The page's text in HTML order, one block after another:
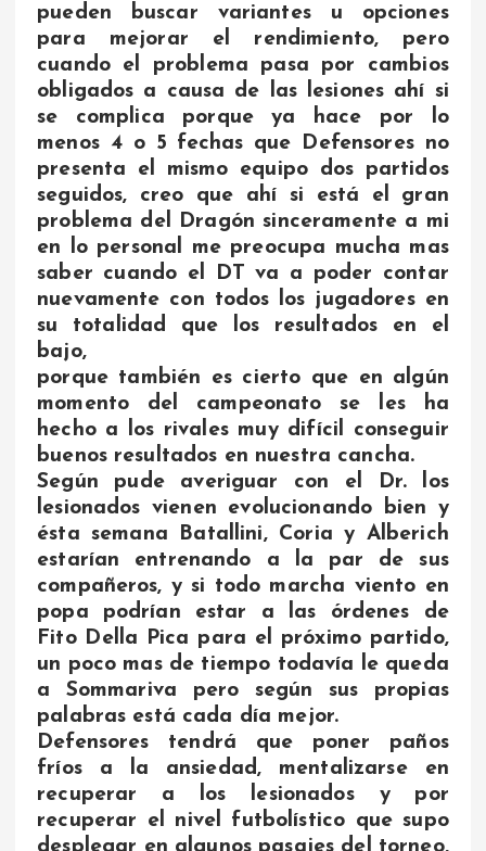
pueden buscar variantes u opciones
para mejorar el rendimiento, pero
cuando el problema pasa por cambios
obligados a causa de las lesiones ahí si
se complica porque ya hace por lo
menos 4 o 5 fechas que Defensores no
presenta el mismo equipo dos partidos
seguidos, creo que ahí si está el gran
problema del Dragón sinceramente a mi
en lo personal me preocupa mucha mas
saber cuando el DT va a poder contar
nuevamente con todos los jugadores en
su totalidad que los resultados en el
bajo,
porque también es cierto que en algún
momento del campeonato se les ha
hecho a los rivales muy difícil conseguir
buenos resultados en nuestra cancha.
Según pude averiguar con el Dr. los
lesionados vienen evolucionando bien y
ésta semana Batallini, Coria y Alberich
estarían entrenando a la par de sus
compañeros, y si todo marcha viento en
popa podrían estar a las órdenes de
Fito Della Pica para el próximo partido,
un poco mas de tiempo todavía le queda
a Sommariva pero según sus propias
palabras está cada día mejor.
Defensores tendrá que poner paños
fríos a la ansiedad, mentalizarse en
recuperar a los lesionados y por
recuperar el nivel futbolístico que supo